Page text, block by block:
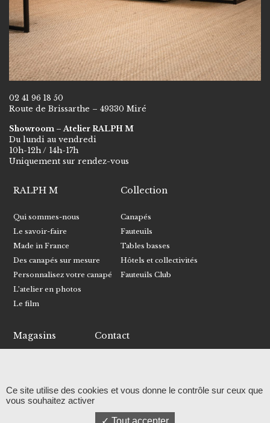
02 41 96 18 50
Route de Brissarthe – 49330 Miré
Showroom – Atelier RALPH M
Du lundi au vendredi
10h-12h / 14h-17h
Uniquement sur rendez-vous
RALPH M
Qui sommes-nous
Le savoir-faire
Made in France
Des canapés sur mesure
Personnalisez votre canapé
L’atelier en photos
Le film
Collection
Canapés
Fauteuils
Tables basses
Hôtels et collectivités
Fauteuils Club
Magasins Contact
Facebook
Linkedin
Ce site utilise des cookies et vous donne le contrôle sur ceux que
vous souhaitez activer
Tout accepter